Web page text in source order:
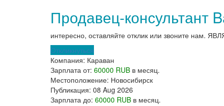
Продавец-консультант
интересно, оставляйте отклик или звоните
Откликнуться
Компания: Караван
Зарплата от: 60000 RUB в месяц.
Местоположение: Новосибирск
Публикация: 08 Aug 2026
Зарплата до: 60000 RUB в месяц.